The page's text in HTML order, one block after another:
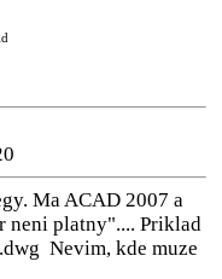
Ma ACAD 2007 a
neni platny".... Priklad
Nevim, kde muze